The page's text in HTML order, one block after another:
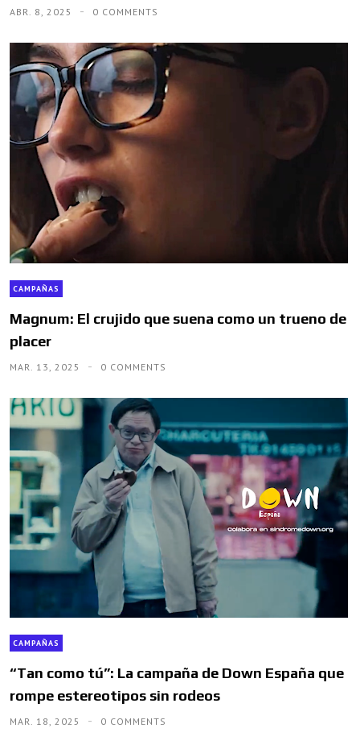
ABR. 8, 2025 0 COMMENTS
CAMPAÑAS
Magnum: El crujido que suena como un trueno de
placer
MAR. 13, 2025 0 COMMENTS
CAMPAÑAS
“Tan como tú”: La campaña de Down España que
rompe estereotipos sin rodeos
MAR. 18, 2025 0 COMMENTS